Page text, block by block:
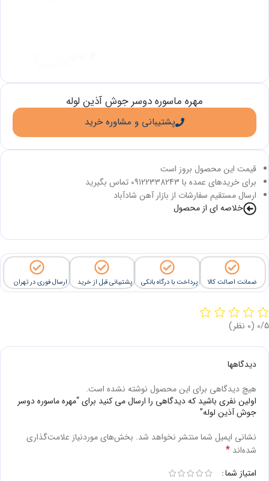
قیمت این محصول بروز است
برای خریدهای عمده با 09122338243 تماس بگیرید
ارسال مستقیم سفارشات از بازار آهن شادآباد
خلاصه ای از محصول
مهره ماسوره دوسر جوش آذین لوله
پشتیبانی و مشاوره خرید
ضمانت اصالت کالا پرداخت با درگاه بانکی پشتیبانی قبل از خرید ارسال فوری در تهران
‫0/5 ‫(0 نظر)
دیدگاهها
هیچ دیدگاهی برای این محصول نوشته نشده است.
اولین نفری باشید که دیدگاهی را ارسال می کنید برای “مهره ماسوره دوسر
جوش آذین لوله”
نشانی ایمیل شما منتشر نخواهد شد. بخش‌های موردنیاز علامت‌گذاری
شده‌اند *
امتیاز شما